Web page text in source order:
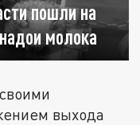
пошли на
молока
выхода